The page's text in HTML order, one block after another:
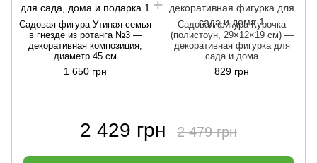
Садовая фигура Утиная семья
в гнезде из ротанга №3 —
декоративная композиция,
диаметр 45 см
1 650 грн
Садовая фигура Курочка
(полистоун, 29×12×19 см) —
декоративная фигурка для
сада и дома
829 грн
2 429 грн 2 479 грн